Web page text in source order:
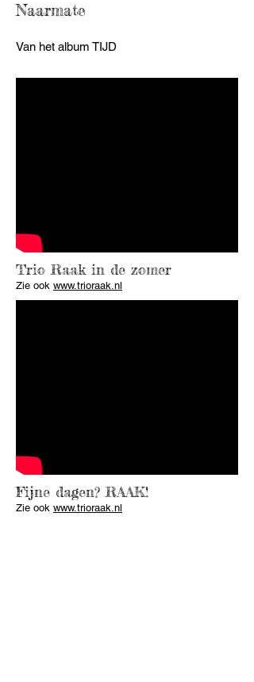
Naarmate
Van het album TIJD
Trio Raak in de zomer
Zie ook www.trioraak.nl
Fijne dagen? RAAK!
Zie ook www.trioraak.nl